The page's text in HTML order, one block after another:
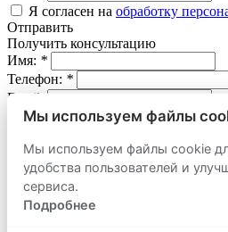
Я согласен на обработку
Отправить
Получить консультацию
Имя: *
Телефон: *
Email:
Я согласен наобработку
Отправить
Оставить заявку
продать
Мы используем файлы
Мы используем файлы cookie
удобства пользователей и
сервиса.
Подробнее